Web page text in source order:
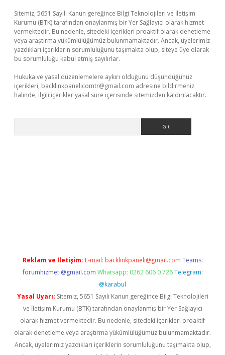
Sitemiz, 5651 Sayılı Kanun gereğince Bilgi Teknolojileri ve İletişim
Kurumu (BTK) tarafından onaylanmış bir Yer Sağlayıcı olarak hizmet
vermektedir. Bu nedenle, sitedeki içerikleri proaktif olarak denetleme
veya araştırma yükümlülüğümüz bulunmamaktadır. Ancak, üyelerimiz
yazdıkları içeriklerin sorumluluğunu taşımakta olup, siteye üye olarak
bu sorumluluğu kabul etmiş sayılırlar.
Hukuka ve yasal düzenlemelere aykırı olduğunu düşündüğünüz
içerikleri, backlinkpanelicomtr@gmail.com adresine bildirmeniz
halinde, ilgili içerikler yasal süre içerisinde sitemizden kaldırılacaktır.
Reklam ve İletişim: E-mail: backlinkpaneli@gmail.com Teams:
forumhizmeti@gmail.com Whatsapp: 0262 606 0 726 Telegram:
@karabul
Yasal Uyarı: Sitemiz, 5651 Sayılı Kanun gereğince Bilgi Teknolojileri
ve İletişim Kurumu (BTK) tarafından onaylanmış bir Yer Sağlayıcı
olarak hizmet vermektedir. Bu nedenle, sitedeki içerikleri proaktif
olarak denetleme veya araştırma yükümlülüğümüz bulunmamaktadır.
Ancak, üyelerimiz yazdıkları içeriklerin sorumluluğunu taşımakta olup,